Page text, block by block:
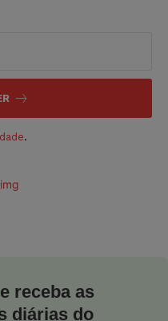
.
receba as
diárias do